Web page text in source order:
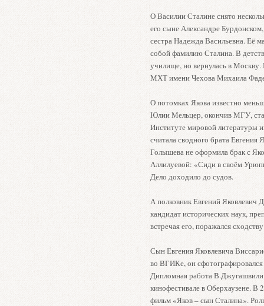
О Василии Сталине снято
его сыне Александре
сестра Надежда Васильевна. Её
собой фамилию Сталина. В
училище, но вернулась в
МХТ имени Чехова Михаила
О потомках Якова известно
Юлии Мельцер, окончив МГУ,
Институте мировой литературы
считала сводного брата Евгения
Голышева не оформила брак с
Аллилуевой: «Сиди в своём
Дело доходило до судов.
А полковник Евгений Яковлевич
кандидат исторических наук,
встречая его, поражался
Сын Евгения Яковлевича
во ВГИКе, он
Дипломная работа
кинофестивале в Оберхаузене. В
фильм «Яков – сын Сталина».